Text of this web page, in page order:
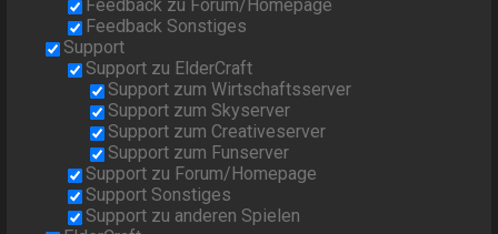
Feedback zu Forum/Homepage
Feedback Sonstiges
Support
Support zu ElderCraft
Support zum Wirtschaftsserver
Support zum Skyserver
Support zum Creativeserver
Support zum Funserver
Support zu Forum/Homepage
Support Sonstiges
Support zu anderen Spielen